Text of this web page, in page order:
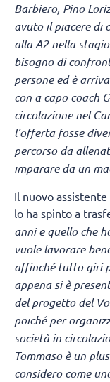
Barbiero, Pino
avuto il piacere di
alla A2 nella
bisogno di
persone ed è
con a capo coach
circolazione nel
l’offerta fosse
percorso da
imparare da un
Il nuovo
lo ha spinto a
anni e quello che
vuole lavorare
affinché tutto giri
appena si è
del progetto del
poiché per
società in
Tommaso è un
considero come